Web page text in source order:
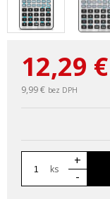
12,29 €
9,99 € bez DPH
ks
+
-